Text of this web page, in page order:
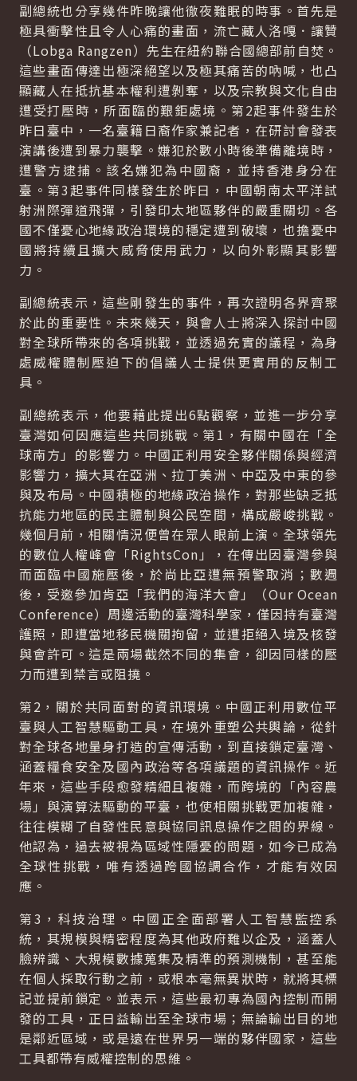
副總統也分享幾件昨晚讓他徹夜難眠的時事。首先是
極具衝擊性且令人心痛的畫面，流亡藏人洛嘎．讓贊
（Lobga Rangzen）先生在紐約聯合國總部前自焚。
這些畫面傳達出極深絕望以及極其痛苦的吶喊，也凸
顯藏人在抵抗基本權利遭剝奪，以及宗教與文化自由
遭受打壓時，所面臨的艱鉅處境。第2起事件發生於
昨日臺中，一名臺籍日裔作家兼記者，在研討會發表
演講後遭到暴力襲擊。嫌犯於數小時後準備離境時，
遭警方逮捕。該名嫌犯為中國裔，並持香港身分在
臺。第3起事件同樣發生於昨日，中國朝南太平洋試
射洲際彈道飛彈，引發印太地區夥伴的嚴重關切。各
國不僅憂心地緣政治環境的穩定遭到破壞，也擔憂中
國將持續且擴大威脅使用武力，以向外彰顯其影響
力。
副總統表示，這些剛發生的事件，再次證明各界齊聚
於此的重要性。未來幾天，與會人士將深入探討中國
對全球所帶來的各項挑戰，並透過充實的議程，為身
處威權體制壓迫下的倡議人士提供更實用的反制工
具。
副總統表示，他要藉此提出6點觀察，並進一步分享
臺灣如何因應這些共同挑戰。第1，有關中國在「全
球南方」的影響力。中國正利用安全夥伴關係與經濟
影響力，擴大其在亞洲、拉丁美洲、中亞及中東的參
與及布局。中國積極的地緣政治操作，對那些缺乏抵
抗能力地區的民主體制與公民空間，構成嚴峻挑戰。
幾個月前，相關情況便曾在眾人眼前上演。全球領先
的數位人權峰會「RightsCon」，在傳出因臺灣參與
而面臨中國施壓後，於尚比亞遭無預警取消；數週
後，受邀參加肯亞「我們的海洋大會」（Our Ocean
Conference）周邊活動的臺灣科學家，僅因持有臺灣
護照，即遭當地移民機關拘留，並遭拒絕入境及核發
與會許可。這是兩場截然不同的集會，卻因同樣的壓
力而遭到禁言或阻撓。
第2，關於共同面對的資訊環境。中國正利用數位平
臺與人工智慧驅動工具，在境外重塑公共輿論，從針
對全球各地量身打造的宣傳活動，到直接鎖定臺灣、
涵蓋糧食安全及國內政治等各項議題的資訊操作。近
年來，這些手段愈發精細且複雜，而跨境的「內容農
場」與演算法驅動的平臺，也使相關挑戰更加複雜，
往往模糊了自發性民意與協同訊息操作之間的界線。
他認為，過去被視為區域性隱憂的問題，如今已成為
全球性挑戰，唯有透過跨國協調合作，才能有效因
應。
第3，科技治理。中國正全面部署人工智慧監控系
統，其規模與精密程度為其他政府難以企及，涵蓋人
臉辨識、大規模數據蒐集及精準的預測機制，甚至能
在個人採取行動之前，或根本毫無異狀時，就將其標
記並提前鎖定。並表示，這些最初專為國內控制而開
發的工具，正日益輸出至全球市場；無論輸出目的地
是鄰近區域，或是遠在世界另一端的夥伴國家，這些
工具都帶有威權控制的思維。